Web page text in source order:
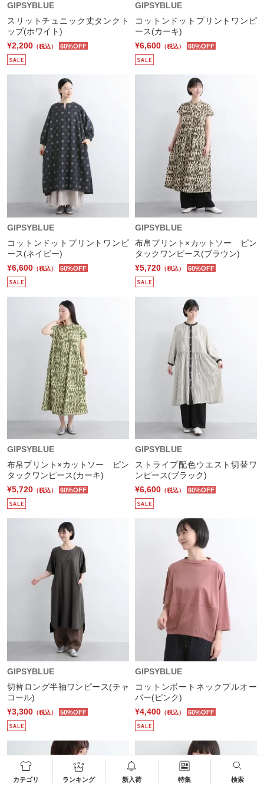
カテゴリ ランキング 新入荷 特集 検索
GIPSYBLUE
スリットチュニック丈タンクト
ップ(ホワイト)
¥2,200 （税込） 60%OFF
GIPSYBLUE
コットンドットプリントワンピ
ース(カーキ)
¥6,600 （税込） 60%OFF
GIPSYBLUE
コットンドットプリントワンピ
ース(ネイビー)
¥6,600 （税込） 60%OFF
GIPSYBLUE
布帛プリント×カットソー ピン
タックワンピース(ブラウン)
¥5,720 （税込） 60%OFF
GIPSYBLUE
布帛プリント×カットソー ピン
タックワンピース(カーキ)
¥5,720 （税込） 60%OFF
GIPSYBLUE
ストライプ配色ウエスト切替ワ
ンピース(ブラック)
¥6,600 （税込） 60%OFF
GIPSYBLUE
切替ロング半袖ワンピース(チャ
コール)
¥3,300 （税込） 50%OFF
GIPSYBLUE
コットンボートネックプルオー
バー(ピンク)
¥4,400 （税込） 60%OFF